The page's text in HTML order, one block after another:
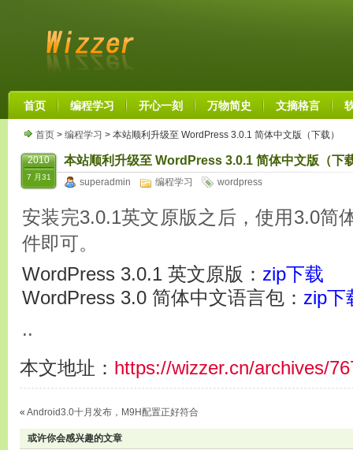
首页 编程学习 开心一刻 万物简史 文摘格言
首页 > 编程学习 > 本站顺利升级至 WordPress 3.0.1 简体中文版（下载）
2010
7 月31
本站顺利升级至 WordPress 3.0.1 简体中文版（下
superadmin 编程学习 wordpress
安装完3.0.1英文原版之后，使用3.0简
件即可。
WordPress 3.0.1 英文原版： zip下载
WordPress 3.0 简体中文语言包： zip下
..
本文地址： https://wizzer.cn/archives/
« Android3.0十月发布，M9H配置正好符合
或许你会感兴趣的文章